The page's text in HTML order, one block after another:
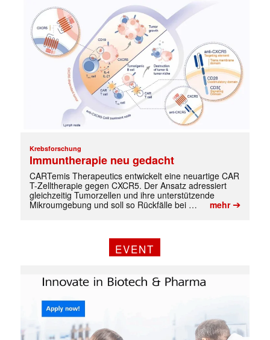
Krebsforschung
Immuntherapie neu gedacht
CARTemis Therapeutics entwickelt eine neuartige CAR
T-Zelltherapie gegen CXCR5. Der Ansatz adressiert
gleichzeitig Tumorzellen und ihre unterstützende
Mikroumgebung und soll so Rückfälle bei …
mehr➔
EVENT